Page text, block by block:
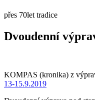
přes 70let tradice
Dvoudenní
KOMPAS (kronika) z
13-15.9.2019